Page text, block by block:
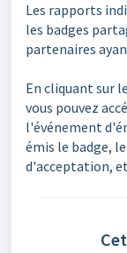
Les rapports
les badges
partenaires
En cliquant sur
vous pouvez
l'événement
émis le badge,
d'acceptation,